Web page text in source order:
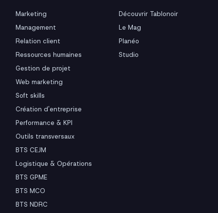
Marketing
Management
Relation client
Ressources humaines
Gestion de projet
Web marketing
Soft skills
Création d'entreprise
Performance & KPI
Outils transversaux
BTS CEJM
Logistique & Opérations
BTS GPME
BTS MCO
BTS NDRC
Découvrir Tablonoir
Le Mag
Planéo
Studio